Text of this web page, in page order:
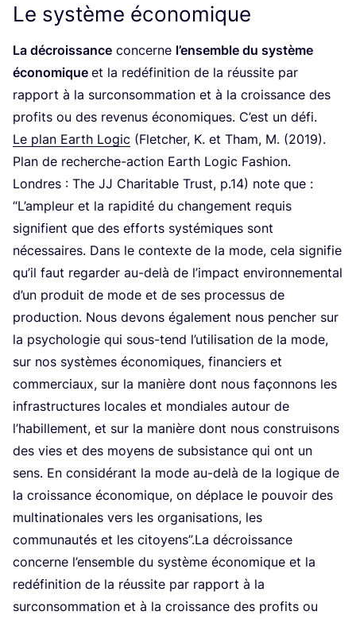
Le système économique
La décrois­sance concerne l’en­semble du sys­tème
éco­no­mique et la redé­fi­ni­tion de la réus­site par
rap­port à la sur­con­som­ma­tion et à la crois­sance des
pro­fits ou des reve­nus éco­no­miques. C’est un défi.
Le plan Earth Logic (Flet­cher, K. et Tham, M. (2019).
Plan de recherche-action Earth Logic Fashion.
Londres : The JJ Cha­ri­table Trust, p.14) note que :
“L’am­pleur et la rapi­di­té du chan­ge­ment requis
signi­fient que des efforts sys­té­miques sont
néces­saires. Dans le contexte de la mode, cela signi­fie
qu’il faut regar­der au-delà de l’im­pact envi­ron­ne­men­tal
d’un pro­duit de mode et de ses pro­ces­sus de
pro­duc­tion. Nous devons éga­le­ment nous pen­cher sur
la psy­cho­lo­gie qui sous-tend l’u­ti­li­sa­tion de la mode,
sur nos sys­tèmes éco­no­miques, finan­ciers et
com­mer­ciaux, sur la manière dont nous façon­nons les
infra­struc­tures locales et mon­diales autour de
l’ha­bille­ment, et sur la manière dont nous construi­sons
des vies et des moyens de sub­sis­tance qui ont un
sens. En consi­dé­rant la mode au-delà de la logique de
la crois­sance éco­no­mique, on déplace le pou­voir des
mul­ti­na­tio­nales vers les orga­ni­sa­tions, les
com­mu­nau­tés et les citoyens”.La décrois­sance
concerne l’en­semble du sys­tème éco­no­mique et la
redé­fi­ni­tion de la réus­site par rap­port à la
sur­con­som­ma­tion et à la crois­sance des pro­fits ou